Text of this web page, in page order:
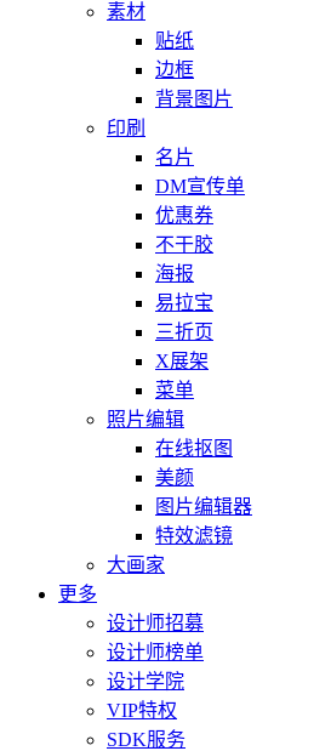
素材
贴纸
边框
背景图片
印刷
名片
DM宣传单
优惠券
不干胶
海报
易拉宝
三折页
X展架
菜单
照片编辑
在线抠图
美颜
图片编辑器
特效滤镜
大画家
更多
设计师招募
设计师榜单
设计学院
VIP特权
SDK服务